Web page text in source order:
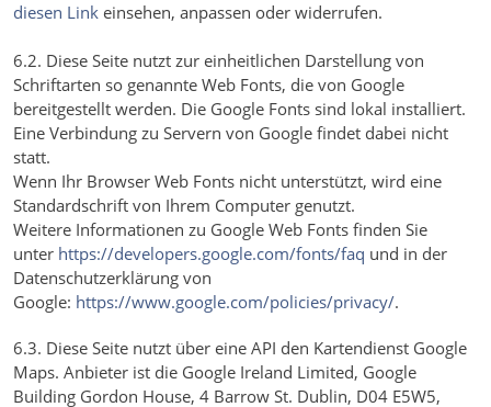
diesen Link einsehen, anpassen oder widerrufen.
6.2. Diese Seite nutzt zur einheitlichen Darstellung von
Schriftarten so genannte Web Fonts, die von Google
bereitgestellt werden. Die Google Fonts sind lokal installiert.
Eine Verbindung zu Servern von Google findet dabei nicht
statt.
Wenn Ihr Browser Web Fonts nicht unterstützt, wird eine
Standardschrift von Ihrem Computer genutzt.
Weitere Informationen zu Google Web Fonts finden Sie
unter https://developers.google.com/fonts/faq und in der
Datenschutzerklärung von
Google: https://www.google.com/policies/privacy/.
6.3. Diese Seite nutzt über eine API den Kartendienst Google
Maps. Anbieter ist die Google Ireland Limited, Google
Building Gordon House, 4 Barrow St. Dublin, D04 E5W5,